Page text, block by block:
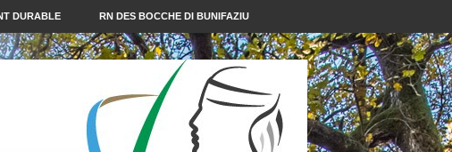
DURABLE RN DES BOCCHE DI BUNIFAZIU